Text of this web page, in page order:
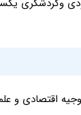
وگردشگری
اقتصادی و